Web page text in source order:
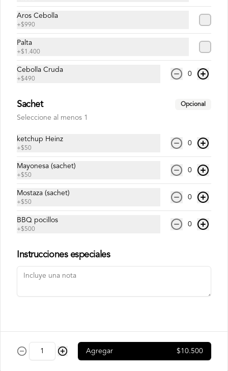
Roll relleno de salmón, camarón, queso
crema y plata, envuelto en laminas de
en laminas de salmón tempurizado.
Roll relleno de Pollo apanado , queso
crema, cebollín, almendras triturada, sin
Nori Champ Roll
$7.900
Aros Cebolla
+$990
Palta
+$1.400
Cebolla Cruda
+$490
0
Sachet Opcional
Seleccione al menos 1
ketchup Heinz
+$50
0
Mayonesa (sachet)
+$50
0
Mostaza (sachet)
+$50
0
BBQ pocillos
+$500
0
Instrucciones especiales
Agregar $10.500